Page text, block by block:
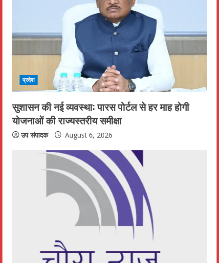
a
d
n
g
प्रदेश
सुशासन की नई व्यवस्था: पारस पोर्टल से हर माह होगी
योजनाओं की राज्यस्तरीय समीक्षा
उप संपादक August 6, 2026